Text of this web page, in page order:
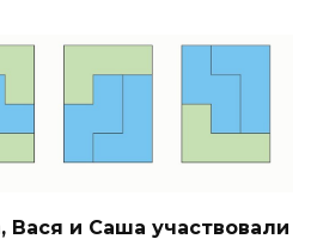
Вася и Саша участвовали